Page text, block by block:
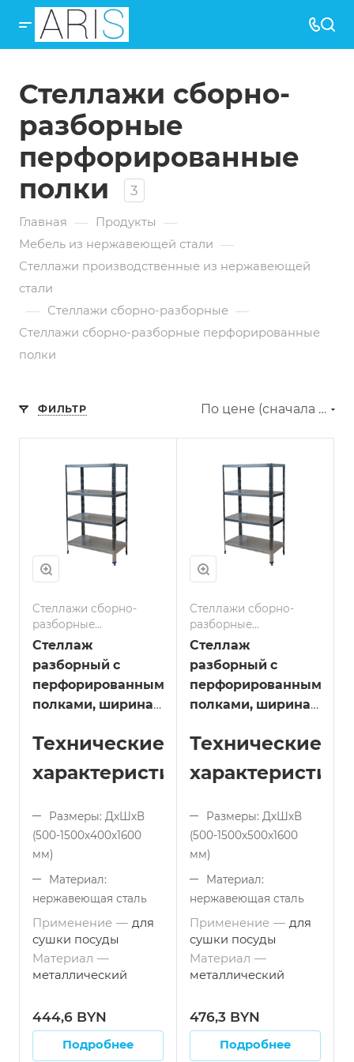
Стеллажи сборно-
разборные
перфорированные
полки
3
Главная — Продукты —
Мебель из нержавеющей стали —
Стеллажи производственные из нержавеющей
стали
— Стеллажи сборно-разборные —
Стеллажи сборно-разборные перфорированные
полки
ФИЛЬТР По цене (сначала дешёвые)
Стеллажи сборно-
разборные
перфорированные
Стеллаж
разборный с
перфорированными
полками, ширина
мм
Технические
характеристики:
Размеры: ДхШхВ
(500-1500x400x1600
мм)
Материал:
нержавеющая сталь
Тип конструкции:
сборный (разборный)
Тип полок:
Применение: для
сушки посуды
Применение — для
сушки посуды
Материал —
металлический
444,6 BYN
Подробнее
Стеллажи сборно-
разборные
перфорированные
Стеллаж
разборный с
перфорированными
полками, ширина
мм
Технические
Размеры: ДхШхВ
(500-1500x500x1600
мм)
Материал:
нержавеющая сталь
Тип конструкции:
сборный (разборный)
Тип поверхности:
Применение: для
сушки посуды
Применение — для
сушки посуды
Материал —
металлический
476,3 BYN
Подробнее